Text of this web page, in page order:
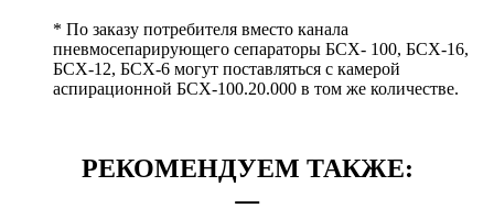
* По заказу потребителя вместо канала
пневмосепарирующего сепараторы БСХ- 100, БСХ-16,
БСХ-12, БСХ-6 могут поставляться с камерой
аспирационной БСХ-100.20.000 в том же количестве.
РЕКОМЕНДУЕМ ТАКЖЕ: